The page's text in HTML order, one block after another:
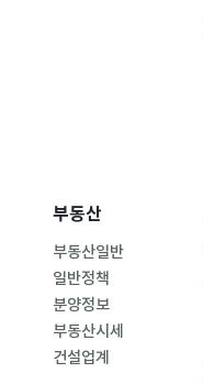
부동산
부동산일반
일반정책
분양정보
부동산시세
건설업계